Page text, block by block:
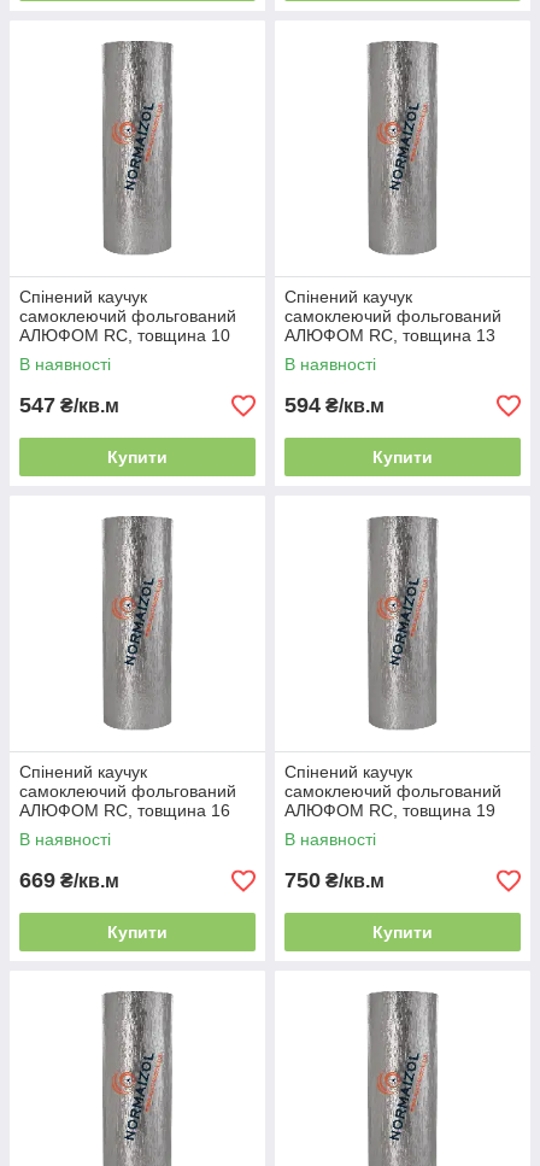
Спінений каучук
самоклеючий фольгований
АЛЮФОМ RС, товщина 10
мм
В наявності
547 ₴/кв.м
Купити
Спінений каучук
самоклеючий фольгований
АЛЮФОМ RС, товщина 13
мм
В наявності
594 ₴/кв.м
Купити
Спінений каучук
самоклеючий фольгований
АЛЮФОМ RС, товщина 16
мм
В наявності
669 ₴/кв.м
Купити
Спінений каучук
самоклеючий фольгований
АЛЮФОМ RС, товщина 19
мм
В наявності
750 ₴/кв.м
Купити